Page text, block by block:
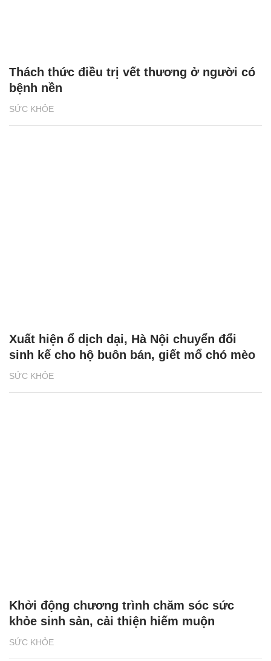
SỨC KHỎE
Thách thức điều trị vết thương ở người có
bệnh nền
SỨC KHỎE
Xuất hiện ổ dịch dại, Hà Nội chuyển đổi
sinh kế cho hộ buôn bán, giết mổ chó mèo
SỨC KHỎE
Khởi động chương trình chăm sóc sức
khỏe sinh sản, cải thiện hiếm muộn